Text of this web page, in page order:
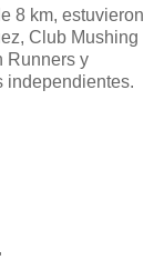
8 km, estuvieron
Club Mushing
Runners y
independientes.